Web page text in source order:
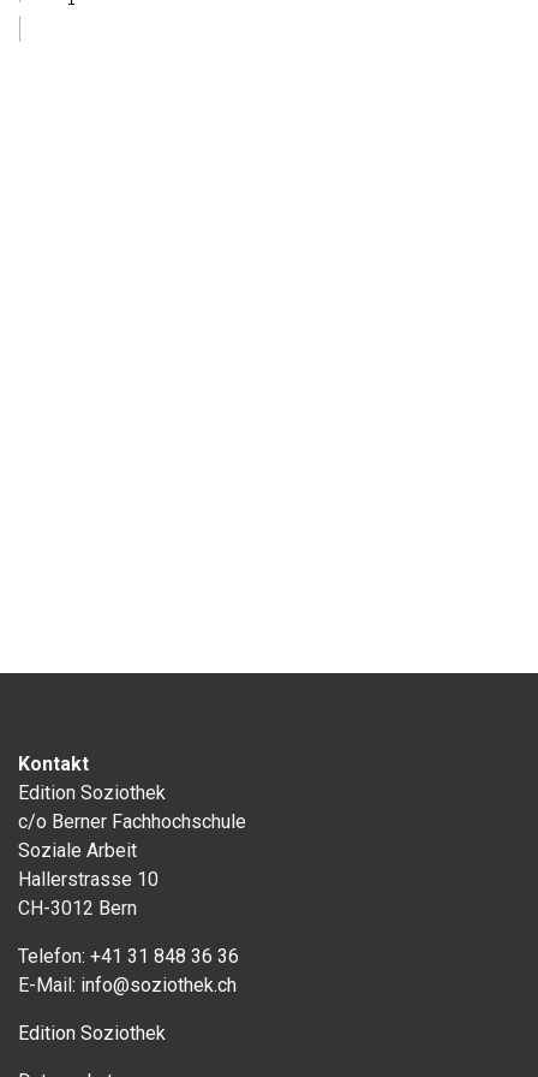
Kontakt
Edition Soziothek
c/o Berner Fachhochschule
Soziale Arbeit
Hallerstrasse 10
CH-3012 Bern
Telefon: +41 31 848 36 36
E-Mail: info@soziothek.ch
Edition Soziothek